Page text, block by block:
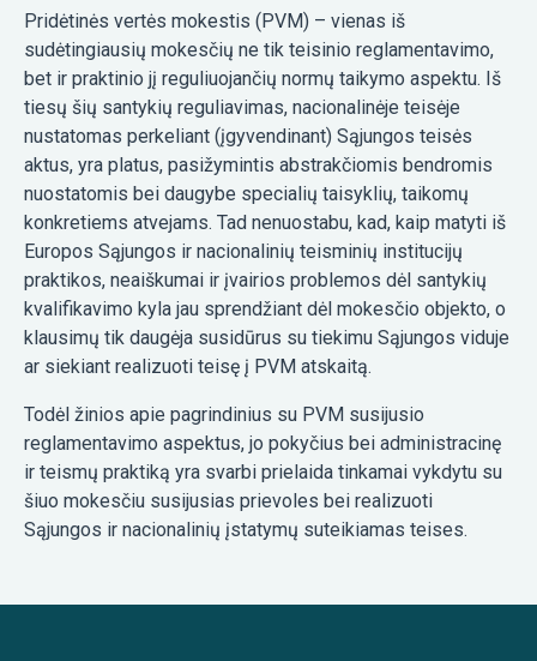
Pridėtinės vertės mokestis (PVM) – vienas iš
sudėtingiausių mokesčių ne tik teisinio reglamentavimo,
bet ir praktinio jį reguliuojančių normų taikymo aspektu. Iš
tiesų šių santykių reguliavimas, nacionalinėje teisėje
nustatomas perkeliant (įgyvendinant) Sąjungos teisės
aktus, yra platus, pasižymintis abstrakčiomis bendromis
nuostatomis bei daugybe specialių taisyklių, taikomų
konkretiems atvejams. Tad nenuostabu, kad, kaip matyti iš
Europos Sąjungos ir nacionalinių teisminių institucijų
praktikos, neaiškumai ir įvairios problemos dėl santykių
kvalifikavimo kyla jau sprendžiant dėl mokesčio objekto, o
klausimų tik daugėja susidūrus su tiekimu Sąjungos viduje
ar siekiant realizuoti teisę į PVM atskaitą.
Todėl žinios apie pagrindinius su PVM susijusio
reglamentavimo aspektus, jo pokyčius bei administracinę
ir teismų praktiką yra svarbi prielaida tinkamai vykdytu su
šiuo mokesčiu susijusias prievoles bei realizuoti
Sąjungos ir nacionalinių įstatymų suteikiamas teises.